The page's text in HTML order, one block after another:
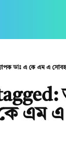
ডাঃ এ কে এম এ
এম